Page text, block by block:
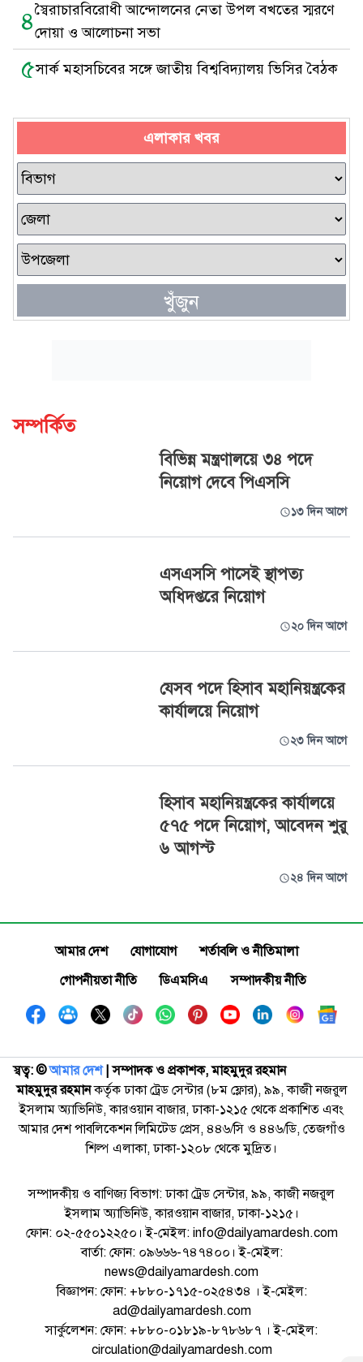
৪স্বৈরাচারবিরোধী আন্দোলনের নেতা উপল বখতের স্মরণে
দোয়া ও আলোচনা সভা
৫সার্ক মহাসচিবের সঙ্গে জাতীয় বিশ্ববিদ্যালয় ভিসির বৈঠক
এলাকার খবর
খুঁজুন
সম্পর্কিত
বিভিন্ন মন্ত্রণালয়ে ৩৪ পদে
নিয়োগ দেবে পিএসসি
১৩ দিন আগে
এসএসসি পাসেই স্থাপত্য
অধিদপ্তরে নিয়োগ
২০ দিন আগে
যেসব পদে হিসাব মহানিয়ন্ত্রকের
কার্যালয়ে নিয়োগ
২৩ দিন আগে
হিসাব মহানিয়ন্ত্রকের কার্যালয়ে
৫৭৫ পদে নিয়োগ, আবেদন শুরু
৬ আগস্ট
২৪ দিন আগে
আমার দেশ যোগাযোগ
শর্তাবলি ও নীতিমালা
গোপনীয়তা নীতি
ডিএমসিএ সম্পাদকীয় নীতি
স্বত্ব: ©️আমার দেশ| সম্পাদক ও প্রকাশক, মাহমুদুর রহমান
মাহমুদুর রহমানকর্তৃক ঢাকা ট্রেড সেন্টার (৮ম ফ্লোর), ৯৯, কাজী নজরুল
ইসলাম অ্যাভিনিউ, কারওয়ান বাজার, ঢাকা-১২১৫ থেকে প্রকাশিত এবং
আমার দেশ পাবলিকেশন লিমিটেড প্রেস, ৪৪৬/সি ও ৪৪৬/ডি, তেজগাঁও
শিল্প এলাকা, ঢাকা-১২০৮ থেকে মুদ্রিত।
সম্পাদকীয় ও বাণিজ্য বিভাগ: ঢাকা ট্রেড সেন্টার, ৯৯, কাজী নজরুল
ইসলাম অ্যাভিনিউ, কারওয়ান বাজার, ঢাকা-১২১৫।
ফোন: ০২-৫৫০১২২৫০। ই-মেইল: info@dailyamardesh.com
বার্তা: ফোন: ০৯৬৬৬-৭৪৭৪০০। ই-মেইল:
news@dailyamardesh.com
বিজ্ঞাপন: ফোন: +৮৮০-১৭১৫-০২৫৪৩৪ । ই-মেইল:
ad@dailyamardesh.com
সার্কুলেশন: ফোন: +৮৮০-০১৮১৯-৮৭৮৬৮৭ । ই-মেইল:
circulation@dailyamardesh.com